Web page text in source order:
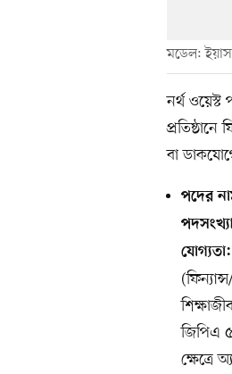
মডেল:
নর্থ
প্রতিষ্ঠানে
বা
পদের
যোগ্যতা:
জিপিএ
ক্ষেত্রে